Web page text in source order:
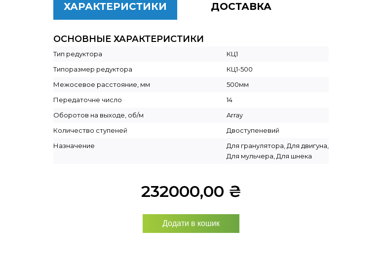
ХАРАКТЕРИСТИКИ ДОСТАВКА
ОСНОВНЫЕ ХАРАКТЕРИСТИКИ
Тип редуктора
КЦ1
Типоразмер редуктора
КЦ1-500
Межосевое расстояние, мм
500мм
Передаточне число
14
Оборотов на выходе, об/м
Array
Количество ступеней
Двоступеневий
Назначение
Для гранулятора, Для двигуна,
Для мульчера, Для шнека
232000,00 ₴
Додати в кошик